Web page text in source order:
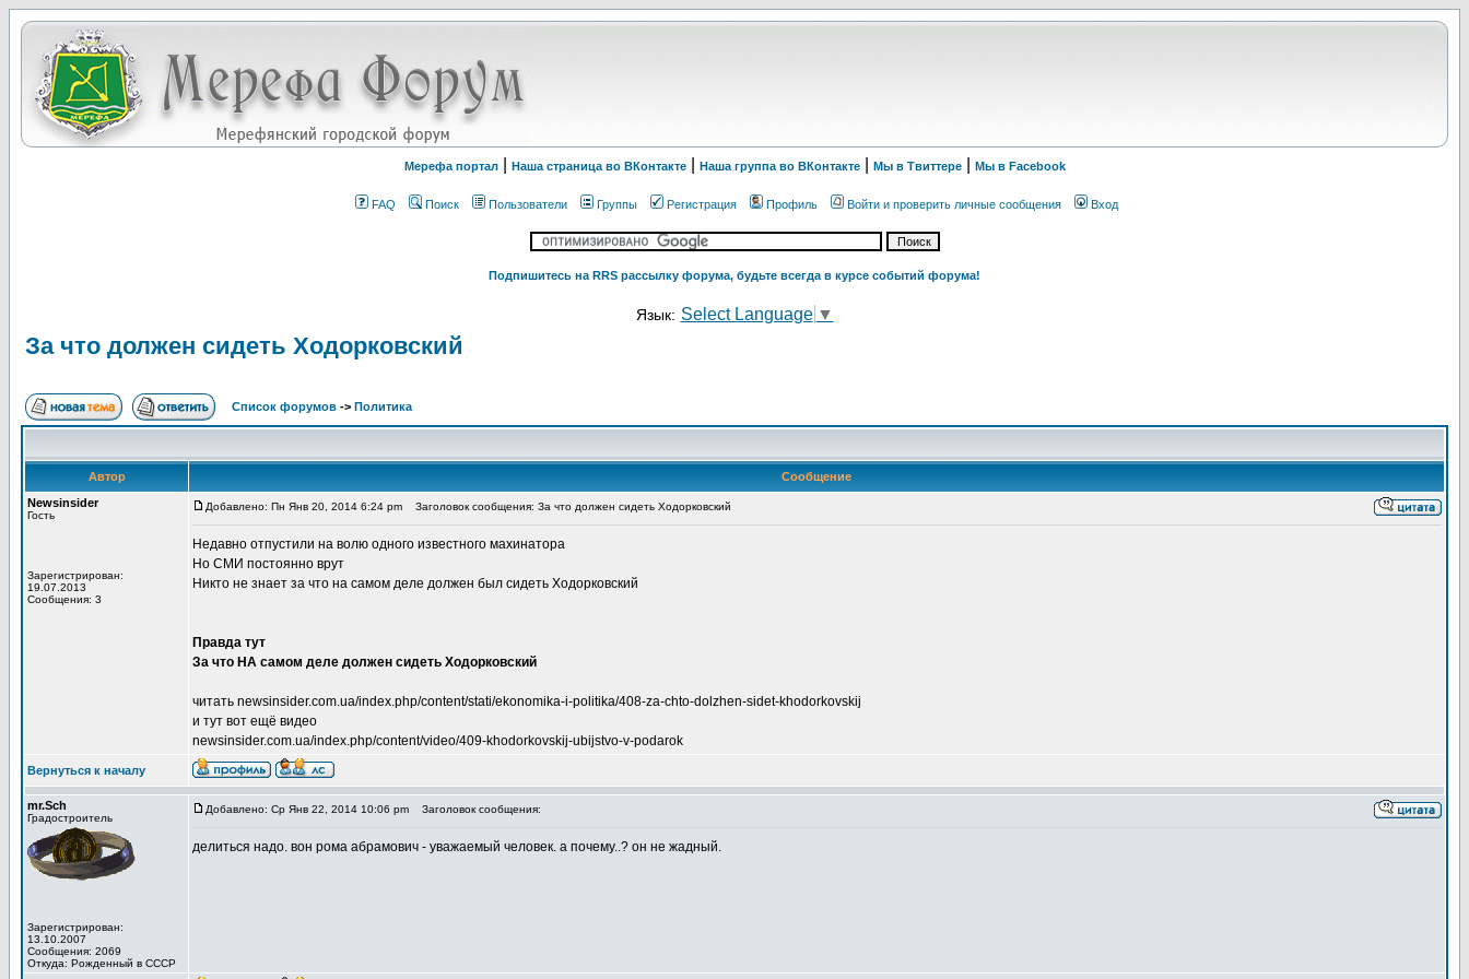
Мерефа портал| Наша страница во ВКонтакте| Наша группа во ВКонтакте| Мы в Твиттере| Мы в Facebook
FAQ Поиск Пользователи Группы Регистрация Профиль Войти и проверить личные сообщения Вход
Подпишитесь на RRS рассылку форума, будьте всегда в курсе событий форума!
Язык: Select Language ▼
За что должен сидеть Ходорковский
Список форумов -> Политика
Автор
Сообщение
Newsinsider
Гость
Зарегистрирован:
19.07.2013
Сообщения: 3
Добавлено: Пн Янв 20, 2014 6:24 pm Заголовок сообщения: За что должен сидеть Ходорковский
Недавно отпустили на волю одного известного махинатора
Но СМИ постоянно врут
Никто не знает за что на самом деле должен был сидеть Ходорковский
Правда тут
За что НА самом деле должен сидеть Ходорковский
читать newsinsider.com.ua/index.php/content/stati/ekonomika-i-politika/408-za-chto-dolzhen-sidet-khodorkovskij
и тут вот ещё видео
newsinsider.com.ua/index.php/content/video/409-khodorkovskij-ubijstvo-v-podarok
Вернуться к началу
mr.Sch
Градостроитель
Зарегистрирован:
13.10.2007
Сообщения: 2069
Откуда: Рожденный в СССР
Добавлено: Ср Янв 22, 2014 10:06 pm Заголовок сообщения:
делиться надо. вон рома абрамович - уважаемый человек. а почему..? он не жадный.